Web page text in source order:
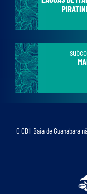
O CBH Baía de Guanabara